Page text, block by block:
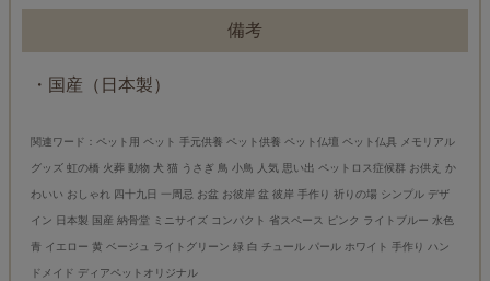
備考
・国産（日本製）
関連ワード：ペット用 ペット 手元供養 ペット供養 ペット仏壇 ペット仏具 メモリアル
グッズ 虹の橋 火葬 動物 犬 猫 うさぎ 鳥 小鳥 人気 思い出 ペットロス症候群 お供え か
わいい おしゃれ 四十九日 一周忌 お盆 お彼岸 盆 彼岸 手作り 祈りの場 シンプル デザ
イン 日本製 国産 納骨堂 ミニサイズ コンパクト 省スペース ピンク ライトブルー 水色
青 イエロー 黄 ベージュ ライトグリーン 緑 白 チュール パール ホワイト 手作り ハン
ドメイド ディアペットオリジナル